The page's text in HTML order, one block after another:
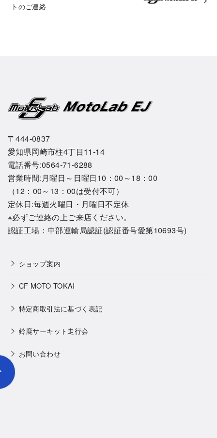
トのご連絡
〒444-0837
愛知県岡崎市柱4丁目11-14
電話番号:0564-71-6288
営業時間:月曜日～日曜日10：00～18：00
（12：00～13：00は受付不可）
定休日:毎週火曜日・月曜日不定休
※必ずご連絡の上ご来店ください。
認証工場：中部運輸局認証(認証番号愛第10693号)
ショップ案内
CF MOTO TOKAI
特定商取引法に基づく表記
鈴鹿サーキット走行会
お問い合わせ